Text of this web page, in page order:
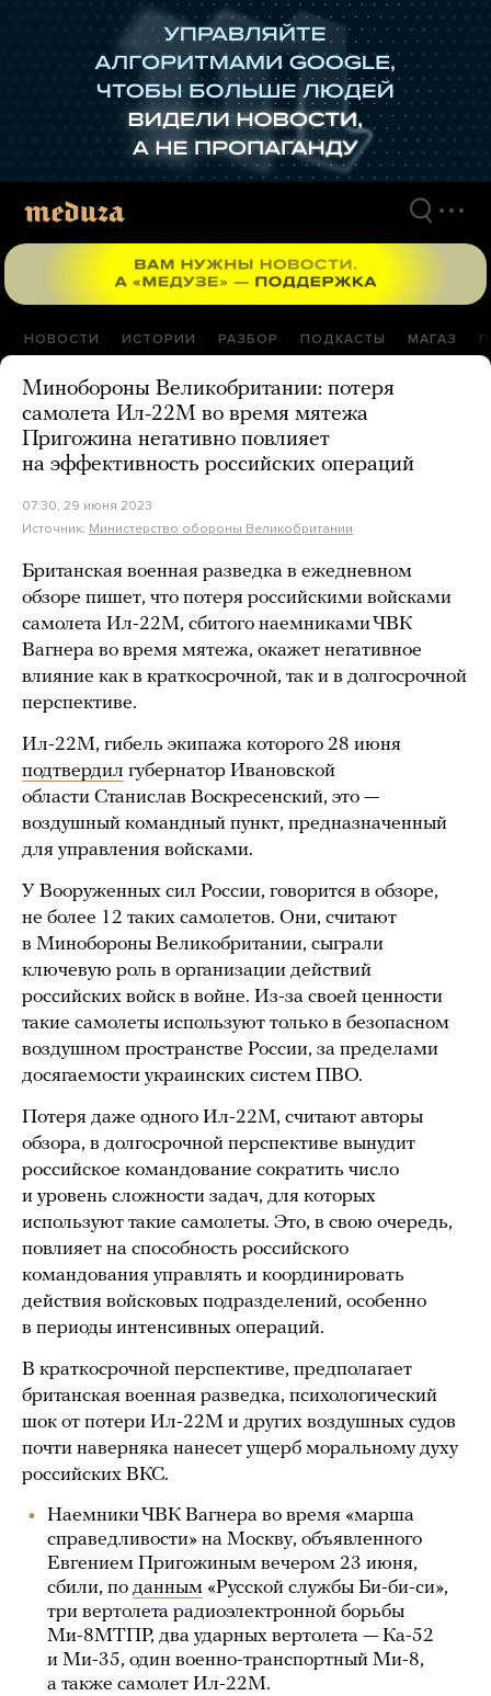
НОВОСТИ ИСТОРИИ РАЗБОР ПОДКАСТЫ МАГАЗ
Минобороны Великобритании: потеря
самолета Ил-22М во время мятежа
Пригожина негативно повлияет
на эффективность российских операций
07:30, 29 июня 2023
Источник: Министерство обороны Великобритании
Британская военная разведка в ежедневном
обзоре пишет, что потеря российскими войсками
самолета Ил-22М, сбитого наемниками ЧВК
Вагнера во время мятежа, окажет негативное
влияние как в краткосрочной, так и в долгосрочной
перспективе.
Ил-22М, гибель экипажа которого 28 июня
подтвердил губернатор Ивановской
области Станислав Воскресенский, это —
воздушный командный пункт, предназначенный
для управления войсками.
У Вооруженных сил России, говорится в обзоре,
не более 12 таких самолетов. Они, считают
в Минобороны Великобритании, сыграли
ключевую роль в организации действий
российских войск в войне. Из-за своей ценности
такие самолеты используют только в безопасном
воздушном пространстве России, за пределами
досягаемости украинских систем ПВО.
Потеря даже одного Ил-22М, считают авторы
обзора, в долгосрочной перспективе вынудит
российское командование сократить число
и уровень сложности задач, для которых
используют такие самолеты. Это, в свою очередь,
повлияет на способность российского
командования управлять и координировать
действия войсковых подразделений, особенно
в периоды интенсивных операций.
В краткосрочной перспективе, предполагает
британская военная разведка, психологический
шок от потери Ил-22М и других воздушных судов
почти наверняка нанесет ущерб моральному духу
российских ВКС.
Наемники ЧВК Вагнера во время «марша
справедливости» на Москву, объявленного
Евгением Пригожиным вечером 23 июня,
сбили, по данным «Русской службы Би-би-си»,
три вертолета радиоэлектронной борьбы
Ми-8МТПР, два ударных вертолета — Ка-52
и Ми-35, один военно-транспортный Ми-8,
а также самолет Ил-22М.